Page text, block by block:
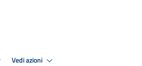
Vedi azioni